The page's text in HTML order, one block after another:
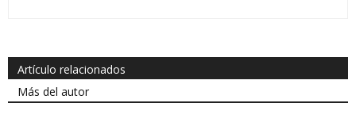
Artículo relacionados
Más del autor